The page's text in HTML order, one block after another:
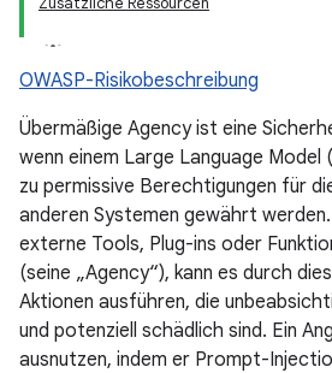
OWASP-Risikobeschreibung
Übermäßige Agency ist eine
wenn einem Large Language
zu permissive Berechtigungen für
anderen Systemen gewährt werden.
externe Tools, Plug-ins oder
(seine „Agency“), kann es durch
Aktionen ausführen, die
und potenziell schädlich sind. Ein
ausnutzen, indem er Prompt-